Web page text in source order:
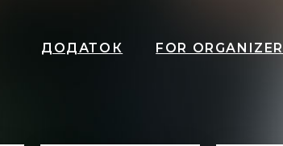
ДОДАТОК FOR